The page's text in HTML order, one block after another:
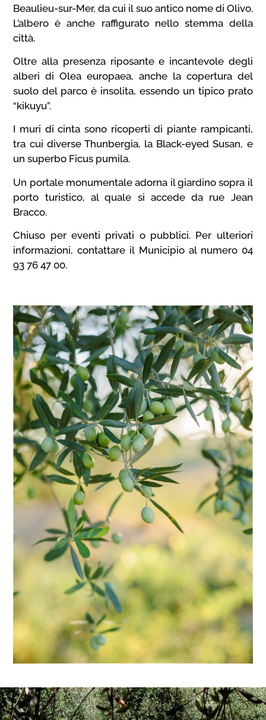
Beaulieu-sur-Mer, da cui il suo antico nome di Olivo.
L’albero è anche raffigurato nello stemma della
città.
Oltre alla presenza riposante e incantevole degli
alberi di Olea europaea, anche la copertura del
suolo del parco è insolita, essendo un tipico prato
“kikuyu”.
I muri di cinta sono ricoperti di piante rampicanti,
tra cui diverse Thunbergia, la Black-eyed Susan, e
un superbo Ficus pumila.
Un portale monumentale adorna il giardino sopra il
porto turistico, al quale si accede da rue Jean
Bracco.
Chiuso per eventi privati o pubblici. Per ulteriori
informazioni, contattare il Municipio al numero 04
93 76 47 00.